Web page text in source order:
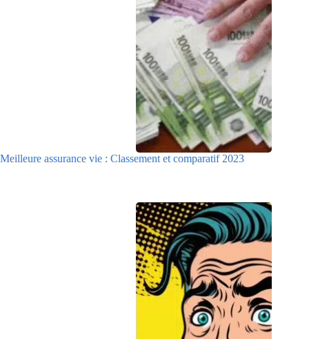
Meilleure assurance vie : Classement et comparatif 2023